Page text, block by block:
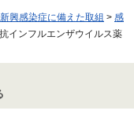
新興感染症に備えた取組 > 感
インフルエンザウイルス薬